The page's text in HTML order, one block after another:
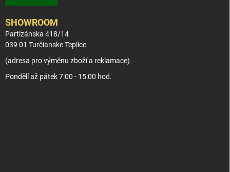
SHOWROOM
Partizánska 418/14
039 01 Turčianske Teplice
(adresa pro výměnu zboží a reklamace)
Pondělí až pátek 7:00 - 15:00 hod.